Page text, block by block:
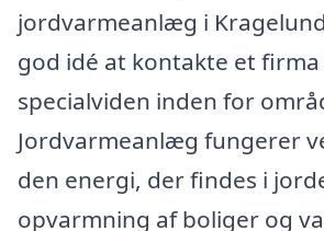
jordvarmeanlæg i
god idé at kontakte et firma
specialviden inden for
Jordvarmeanlæg fungerer
den energi, der findes i
opvarmning af boliger og